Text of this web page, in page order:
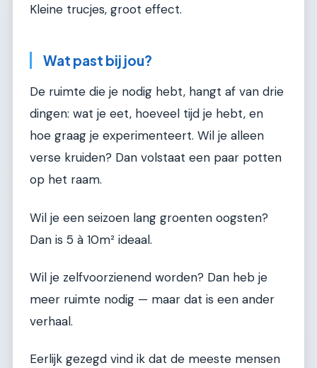
Kleine trucjes, groot effect.
Wat past bij jou?
De ruimte die je nodig hebt, hangt af van drie
dingen: wat je eet, hoeveel tijd je hebt, en
hoe graag je experimenteert. Wil je alleen
verse kruiden? Dan volstaat een paar potten
op het raam.
Wil je een seizoen lang groenten oogsten?
Dan is 5 à 10m² ideaal.
Wil je zelfvoorzienend worden? Dan heb je
meer ruimte nodig — maar dat is een ander
verhaal.
Eerlijk gezegd vind ik dat de meeste mensen